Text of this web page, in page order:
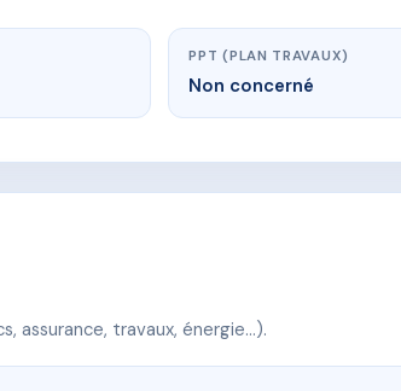
PPT (PLAN TRAVAUX)
Non concerné
assurance, travaux, énergie…).